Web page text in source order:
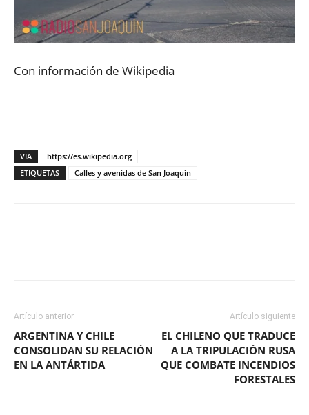
Con información de Wikipedia
VIA
https://es.wikipedia.org
ETIQUETAS
Calles y avenidas de San Joaquìn
Artículo anterior
ARGENTINA Y CHILE
CONSOLIDAN SU RELACIÓN
EN LA ANTÁRTIDA
Artículo siguiente
EL CHILENO QUE TRADUCE
A LA TRIPULACIÓN RUSA
QUE COMBATE INCENDIOS
FORESTALES